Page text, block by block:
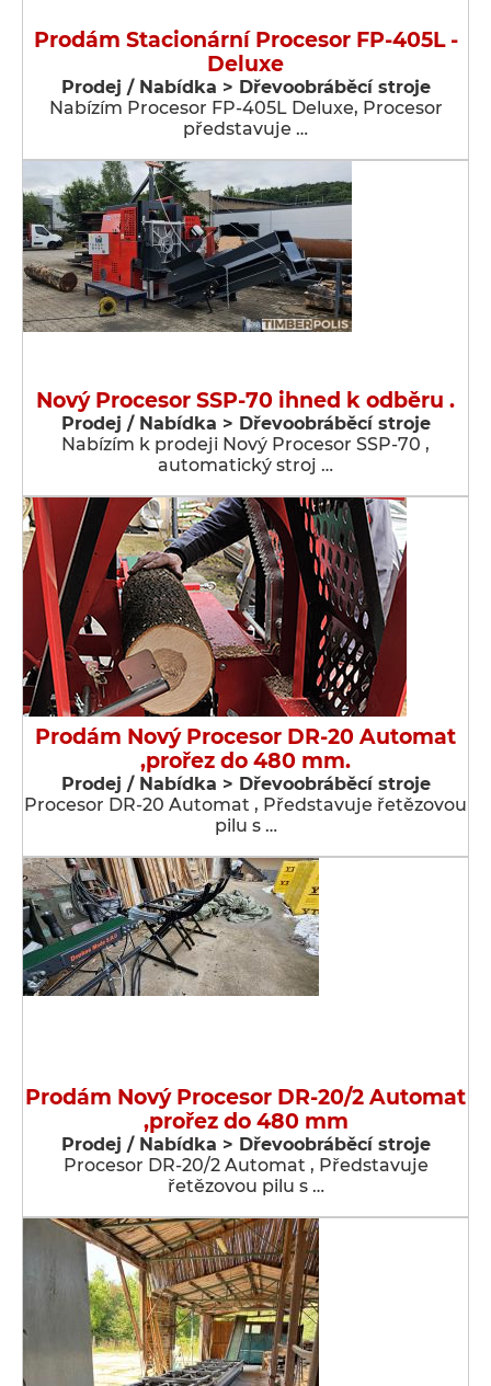
Prodám Stacionární Procesor FP-405L -
Deluxe
Prodej / Nabídka > Dřevoobráběcí stroje
Nabízím Procesor FP-405L Deluxe, Procesor
představuje …
Nový Procesor SSP-70 ihned k odběru .
Prodej / Nabídka > Dřevoobráběcí stroje
Nabízím k prodeji Nový Procesor SSP-70 ,
automatický stroj …
Prodám Nový Procesor DR-20 Automat
,prořez do 480 mm.
Prodej / Nabídka > Dřevoobráběcí stroje
Procesor DR-20 Automat , Představuje řetězovou
pilu s …
Prodám Nový Procesor DR-20/2 Automat
,prořez do 480 mm
Prodej / Nabídka > Dřevoobráběcí stroje
Procesor DR-20/2 Automat , Představuje
řetězovou pilu s …